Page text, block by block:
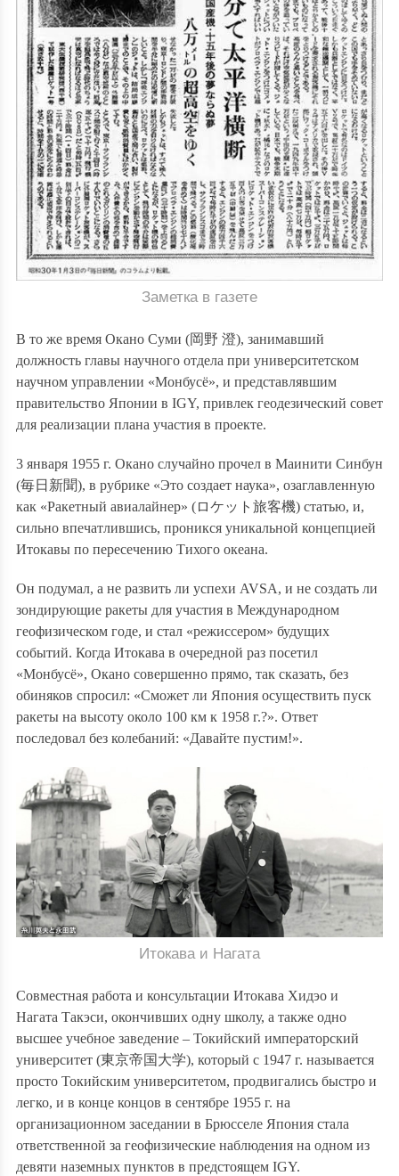
Заметка в газете
В то же время Окано Суми (岡野 澄), занимавший
должность главы научного отдела при университетском
научном управлении «Монбусё», и представлявшим
правительство Японии в IGY, привлек геодезический совет
для реализации плана участия в проекте.
3 января 1955 г. Окано случайно прочел в Маинити Синбун
(毎日新聞), в рубрике «Это создает наука», озаглавленную
как «Ракетный авиалайнер» (ロケット旅客機) статью, и,
сильно впечатлившись, проникся уникальной концепцией
Итокавы по пересечению Тихого океана.
Он подумал, а не развить ли успехи AVSA, и не создать ли
зондирующие ракеты для участия в Международном
геофизическом годе, и стал «режиссером» будущих
событий. Когда Итокава в очередной раз посетил
«Монбусё», Окано совершенно прямо, так сказать, без
обиняков спросил: «Сможет ли Япония осуществить пуск
ракеты на высоту около 100 км к 1958 г.?». Ответ
последовал без колебаний: «Давайте пустим!».
Итокава и Нагата
Совместная работа и консультации Итокава Хидэо и
Нагата Такэси, окончивших одну школу, а также одно
высшее учебное заведение – Токийский императорский
университет (東京帝国大学), который с 1947 г. называется
просто Токийским университетом, продвигались быстро и
легко, и в конце концов в сентябре 1955 г. на
организационном заседании в Брюсселе Япония стала
ответственной за геофизические наблюдения на одном из
девяти наземных пунктов в предстоящем IGY.